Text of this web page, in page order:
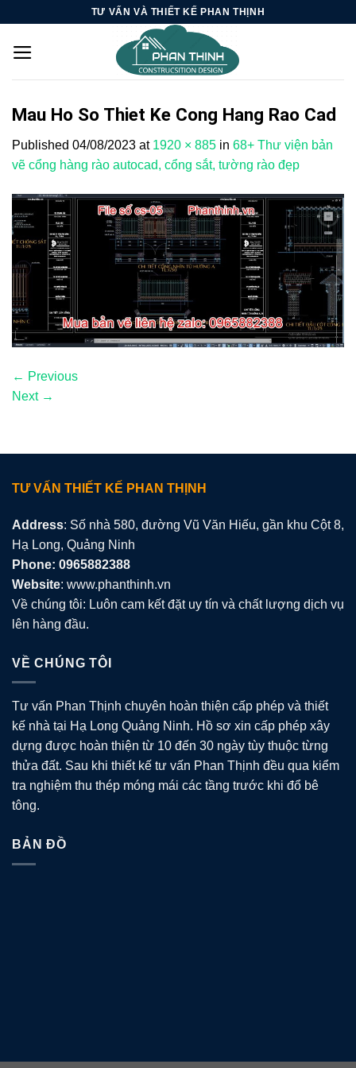
content
TƯ VẤN VÀ THIẾT KẾ PHAN THỊNH
Mau Ho So Thiet Ke Cong Hang Rao Cad
Published 04/08/2023 at 1920 × 885 in 68+ Thư viện bản
vẽ cổng hàng rào autocad, cổng sắt, tường rào đẹp
← Previous
Next →
TƯ VẤN THIẾT KẾ PHAN THỊNH
Address: Số nhà 580, đường Vũ Văn Hiếu, gần khu Cột 8,
Hạ Long, Quảng Ninh
Phone: 0965882388
Website: www.phanthinh.vn
Về chúng tôi: Luôn cam kết đặt uy tín và chất lượng dịch vụ
lên hàng đầu.
VỀ CHÚNG TÔI
Tư vấn Phan Thịnh chuyên hoàn thiện cấp phép và thiết
kế nhà tại Hạ Long Quảng Ninh. Hồ sơ xin cấp phép xây
dựng được hoàn thiện từ 10 đến 30 ngày tùy thuộc từng
thửa đất. Sau khi thiết kế tư vấn Phan Thịnh đều qua kiểm
tra nghiệm thu thép móng mái các tầng trước khi đổ bê
tông.
BẢN ĐỒ